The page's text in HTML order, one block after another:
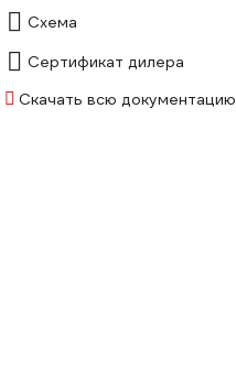
Схема
Сертификат дилера
Скачать всю документацию